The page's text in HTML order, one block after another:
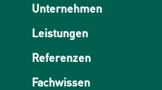
Unternehmen
Leistungen
Referenzen
Fachwissen